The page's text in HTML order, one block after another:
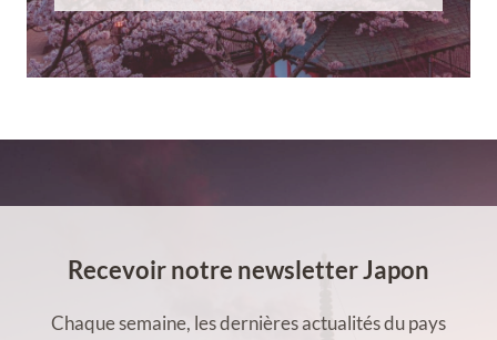
Recevoir notre newsletter Japon
Chaque semaine, les dernières actualités du pays